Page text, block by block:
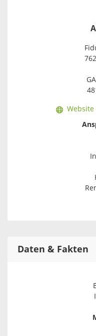
Website
Daten & Fakten